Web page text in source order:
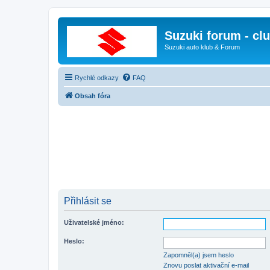
Suzuki forum -
Suzuki auto klub & Forum
Rychlé odkazy FAQ
Obsah fóra
Přihlásit se
Uživatelské jméno:
Heslo:
Zapomněl(a) jsem heslo
Znovu poslat aktivační e-mail